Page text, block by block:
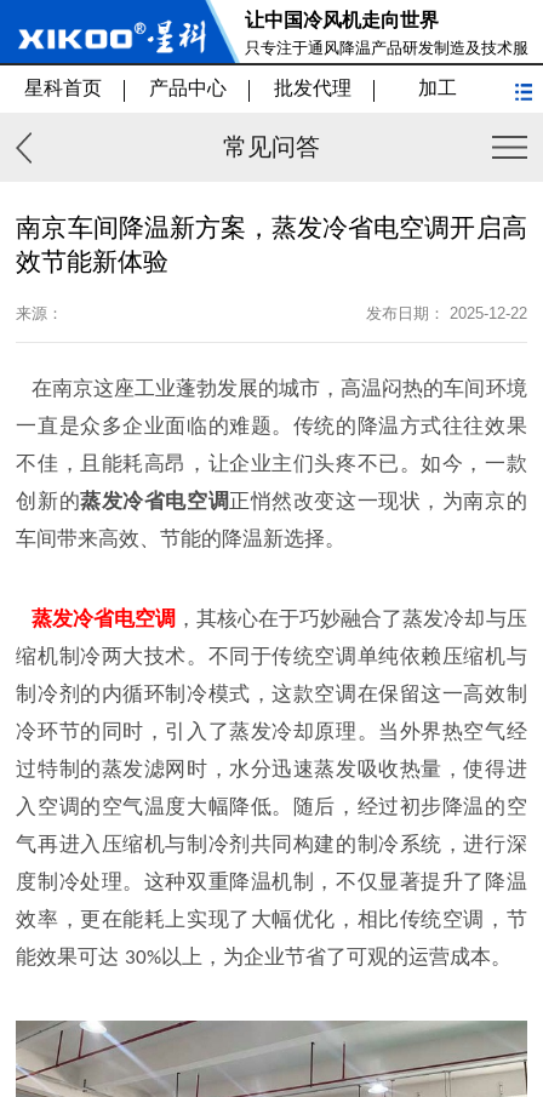
让中国冷风机走向世界
只专注于通风降温产品研发制造及技术服
务
星科首页 产品中心 批发代理 加工
常见问答
南京车间降温新方案，蒸发冷省电空调开启高
效节能新体验
来源： 发布日期： 2025-12-22
在南京这座工业蓬勃发展的城市，高温闷热的车间环境
一直是众多企业面临的难题。传统的降温方式往往效果
不佳，且能耗高昂，让企业主们头疼不已。如今，一款
创新的蒸发冷省电空调正悄然改变这一现状，为南京的
车间带来高效、节能的降温新选择。
蒸发冷省电空调 ，其核心在于巧妙融合了蒸发冷却与压
缩机制冷两大技术。不同于传统空调单纯依赖压缩机与
制冷剂的内循环制冷模式，这款空调在保留这一高效制
冷环节的同时，引入了蒸发冷却原理。当外界热空气经
过特制的蒸发滤网时，水分迅速蒸发吸收热量，使得进
入空调的空气温度大幅降低。随后，经过初步降温的空
气再进入压缩机与制冷剂共同构建的制冷系统，进行深
度制冷处理。这种双重降温机制，不仅显著提升了降温
效率，更在能耗上实现了大幅优化，相比传统空调，节
能效果可达 30%以上，为企业节省了可观的运营成本。